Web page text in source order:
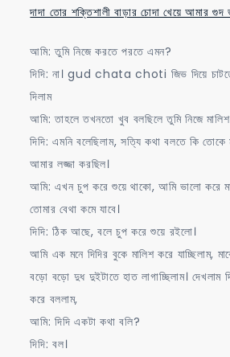
দাদা তোর শক্তিশালী বাড়ার চোদা খেয়ে আমার গুদ
আমি: তুমি নিজে করতে পরতে এমন?
দিদি: না। gud chata choti জিভ দিয়ে
দিলাম
আমি: তাহলে তখনতো খুব বলছিলে তুমি নিজে
দিদি: এমনি বলেছিলাম, সত্যি কথা বলতে কি
আমার লজ্জা করছিল।
আমি: এখন চুপ করে শুয়ে থাকো, আমি ভালো করে
তোমার বেথা কমে যাবে।
দিদি: ঠিক আছে, বলে চুপ করে শুয়ে রইলো।
আমি এক মনে দিদির বুকে মালিশ করে যাচ্ছিলাম,
বড়ো বড়ো দুধ দুইটাতে হাত লাগাচ্ছিলাম। দেখলাম
করে বললাম,
আমি: দিদি একটা কথা বলি?
দিদি: বল।